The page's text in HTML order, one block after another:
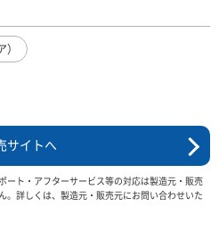
サイトへ
ート・アフターサービス等の対応は製造元・販売
。詳しくは、製造元・販売元にお問い合わせいた